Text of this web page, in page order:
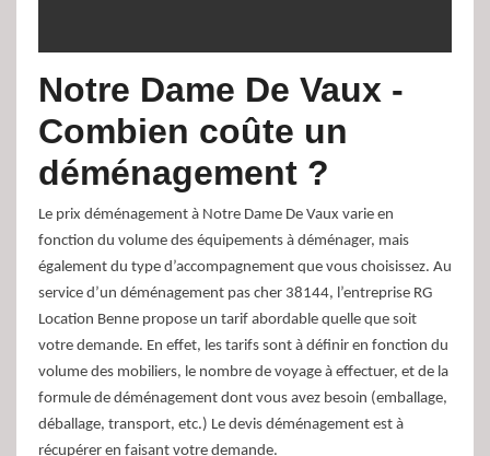
Notre Dame De Vaux -
Combien coûte un
déménagement ?
Le prix déménagement à Notre Dame De Vaux varie en
fonction du volume des équipements à déménager, mais
également du type d’accompagnement que vous choisissez. Au
service d’un déménagement pas cher 38144, l’entreprise RG
Location Benne propose un tarif abordable quelle que soit
votre demande. En effet, les tarifs sont à définir en fonction du
volume des mobiliers, le nombre de voyage à effectuer, et de la
formule de déménagement dont vous avez besoin (emballage,
déballage, transport, etc.) Le devis déménagement est à
récupérer en faisant votre demande.